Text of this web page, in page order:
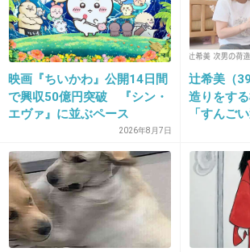
土曜日に吸収されるの切ないな
+136
23. 匿名2017/01/07(土) 16:05:39
う。
月曜日か金曜日を振り替えて欲
+226
映画『ちいかわ』公開14日間
で興収50億円突破 『シン・
エヴァ』に並ぶペース
2026年8月7日
辻希美（
造りをす
「すんご
ママが準